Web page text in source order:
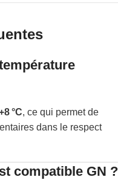
°C, ce qui permet de
dans le respect
compatible GN ?